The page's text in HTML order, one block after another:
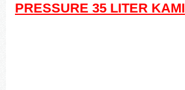
PRESSURE 35 LITER KAMI